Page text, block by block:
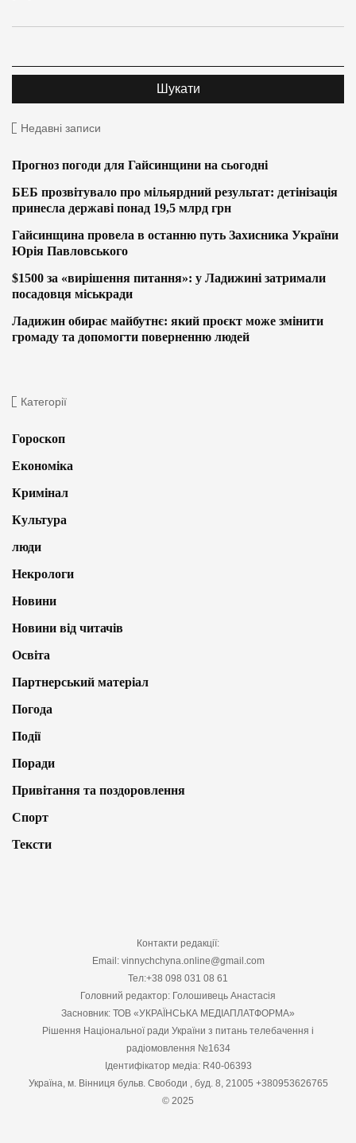
Недавні записи
Прогноз погоди для Гайсинщини на сьогодні
БЕБ прозвітувало про мільярдний результат: детінізація
принесла державі понад 19,5 млрд грн
Гайсинщина провела в останню путь Захисника України
Юрія Павловського
$1500 за «вирішення питання»: у Ладижині затримали
посадовця міськради
Ладижин обирає майбутнє: який проєкт може змінити
громаду та допомогти поверненню людей
Категорії
Гороскоп
Економіка
Кримінал
Культура
люди
Некрологи
Новини
Новини від читачів
Освіта
Партнерський матеріал
Погода
Події
Поради
Привітання та поздоровлення
Спорт
Тексти
Контакти редакції:
Email: vinnychchyna.online@gmail.com
Тел:+38 098 031 08 61
Головний редактор: Голошивець Анастасія
Засновник: ТОВ «УКРАЇНСЬКА МЕДІАПЛАТФОРМА»
Рішення Національної ради України з питань телебачення і
радіомовлення №1634
Ідентифікатор медіа: R40-06393
Україна, м. Вінниця бульв. Свободи , буд. 8, 21005 +380953626765
© 2025